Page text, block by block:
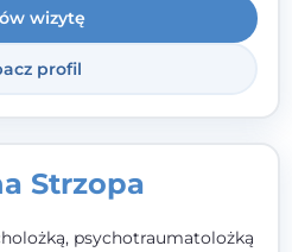
wizytę
profil
Strzopa
psychotraumatolożką